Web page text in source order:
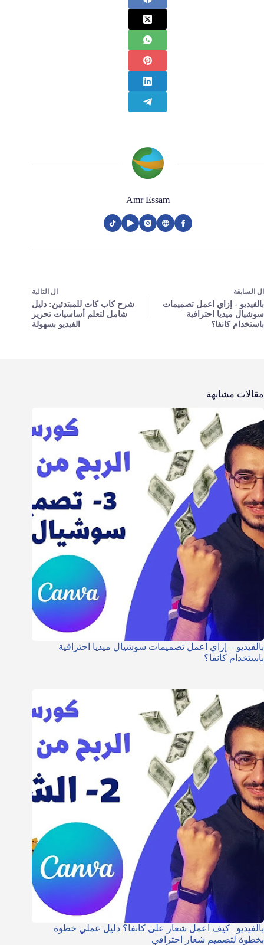
Amr Essam
ال السابقة
بالفيديو - إزاي اعمل تصميمات
سوشيال ميديا احترافية
باستخدام كانفا؟
ال التالية
شرح كاب كات للمبتدئين: دليل
شامل لتعلم أساسيات تحرير
الفيديو بسهولة
مقالات مشابهة
بالفيديو – إزاي اعمل تصميمات سوشيال ميديا احترافية
باستخدام كانفا؟
بالفيديو | كيف اعمل شعار على كانفا؟ دليل عملي خطوة
بخطوة لتصميم شعار احترافي